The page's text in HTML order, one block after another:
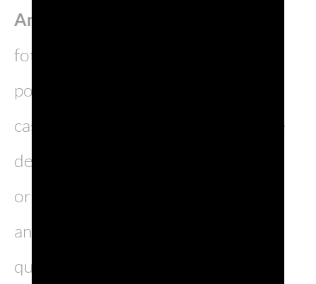
Animali sezione di Treviso.
foto, infatti, giocatrici e giocatori
posano con cani e gatti che, in molti
casi, arrivano proprio dalle strutture
del territorio gestite dall’
organizzazione che si occupa degli
animali randagi o abbandonati. Con
questa scelta, Calendario Perazza